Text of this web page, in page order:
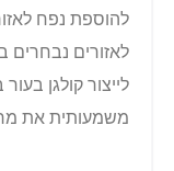
להוספת נפח
לאזורים נבחרים
לייצור קולגן
משמעותית את